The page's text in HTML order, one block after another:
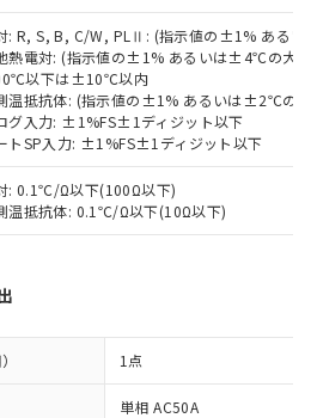
: R, S, B, C/W, PLⅡ: (指示値の±1% ある
熱電対: (指示値の±1% あるいは±4℃の大き
以下は±10℃以内
温抵抗体: (指示値の±1% あるいは±2℃の大
グ入力: ±1%FS±1ディジット以下
トSP入力: ±1%FS±1ディジット以下
: 0.1℃/Ω以下(100Ω以下)
温抵抗体: 0.1℃/Ω以下(10Ω以下)
1点
単相 AC50A